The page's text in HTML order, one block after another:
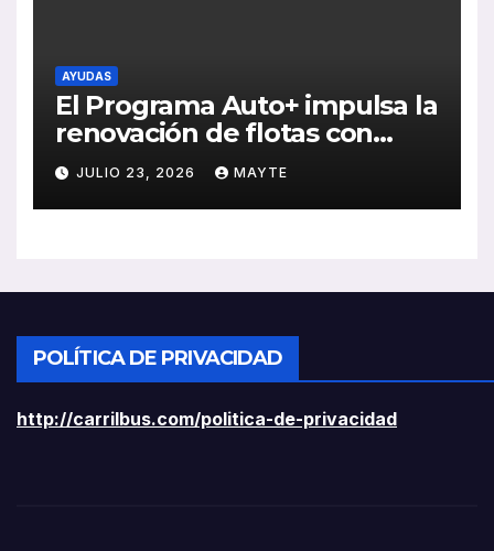
AYUDAS
El Programa Auto+ impulsa la
renovación de flotas con
ayudas a vehículos eléctricos
ligeros
JULIO 23, 2026 MAYTE
POLÍTICA DE PRIVACIDAD
http://carrilbus.com/politica-de-privacidad